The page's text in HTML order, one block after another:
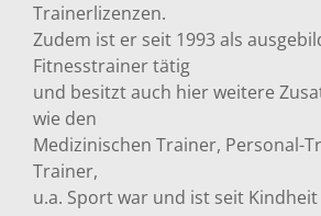
Trainerlizenzen.
Zudem ist er seit 1993 als
Fitnesstrainer tätig
und besitzt auch hier weitere
wie den
Medizinischen Trainer, Personal-
Trainer,
u.a. Sport war und ist seit Kindheit